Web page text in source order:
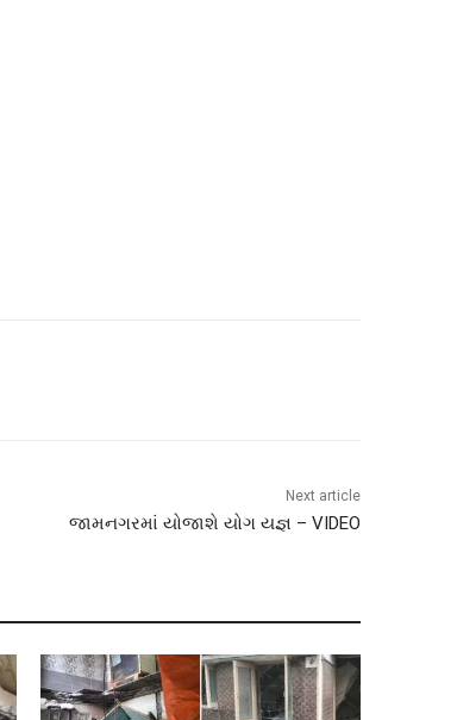
Next article
જામનગરમાં યોજાશે યોગ યજ્ઞ – VIDEO